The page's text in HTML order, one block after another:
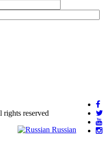
reserved
Russian